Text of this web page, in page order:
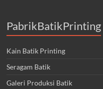
PabrikBatikPrinting
Kain Batik Printing
Seragam Batik
Galeri Produksi Batik